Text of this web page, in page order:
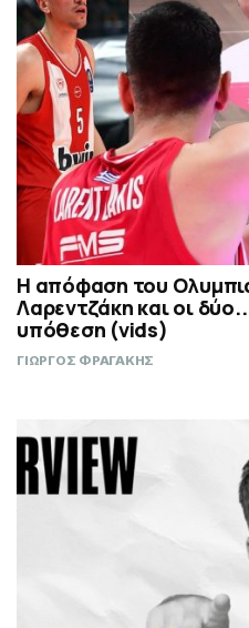
Η απόφαση του
Λαρεντζάκη και οι
υπόθεση (vids)
ΓΙΩΡΓΟΣ ΦΡΑΓΑΚΗΣ